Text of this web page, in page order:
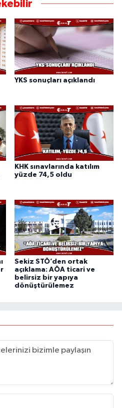
YKS sonuçları açıklandı
KHK sınavlarında katılım
yüzde 74,5 oldu
Sekiz STÖ’den ortak
açıklama: AÖA ticari ve
belirsiz bir yapıya
dönüştürülemez